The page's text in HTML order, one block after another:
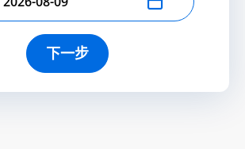
日期
下一步